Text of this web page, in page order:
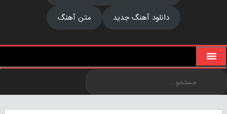
دانلود آهنگ جدید
متن آهنگ